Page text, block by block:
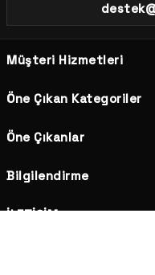
Müşteri Hizmetleri
Öne Çıkan Kategoriler
Öne Çıkanlar
Bilgilendirme
İLETİŞİM